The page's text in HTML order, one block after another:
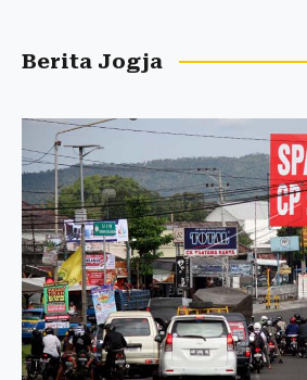
Berita Jogja